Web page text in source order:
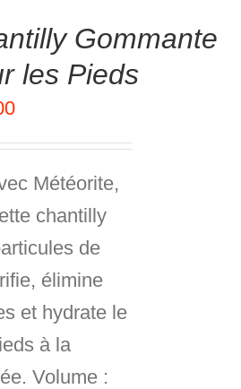
Gommante
les Pieds
Météorite,
chantilly
de
élimine
et hydrate le
à la
Volume :